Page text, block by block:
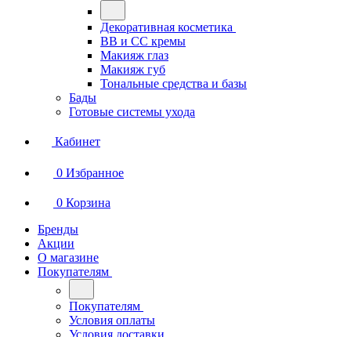
Декоративная косметика
BB и СС кремы
Макияж глаз
Макияж губ
Тональные средства и базы
Бады
Готовые системы ухода
Кабинет
0 Избранное
0 Корзина
Бренды
Акции
О магазине
Покупателям
Покупателям
Условия оплаты
Условия доставки